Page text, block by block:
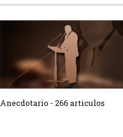
Crear 266 Articulos
Anecdotario - 266 articulos